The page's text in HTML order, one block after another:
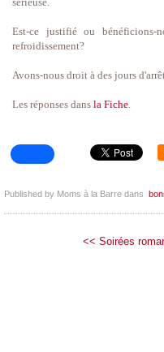
Est-ce justifié ou
refroidissement?
Avons-nous droit à des jours
Les réponses dans la Fiche.
Published by Moms à la Barre dans
<< Soirées